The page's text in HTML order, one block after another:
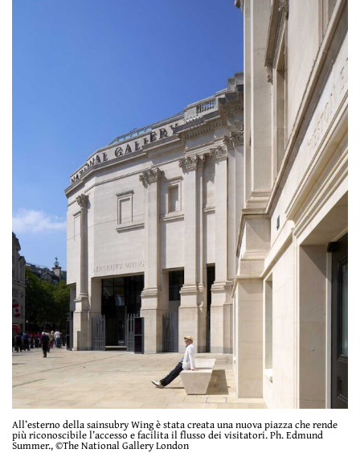
All’esterno della sainsubry Wing è stata creata una nuova piazza che rende
più riconoscibile l’accesso e facilita il flusso dei visitatori. Ph. Edmund
Summer., ©The National Gallery London